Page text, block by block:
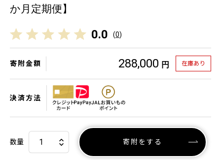
か月定期便】
0.0 (0)
寄附金額 288,000 円 在庫あり
決済方法
数量 寄附をする